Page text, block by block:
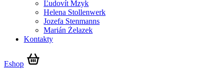
Ľudovít Mzyk
Helena Stollenwerk
Jozefa Stenmanns
Marián Żelazek
Kontakty
Eshop